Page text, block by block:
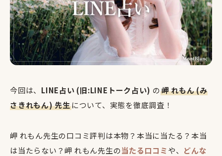
今回は、 LINE占い (旧:LINEトーク占い) の岬 れもん (み
さきれもん) 先生について、実態を徹底調査！
岬 れもん先生の口コミ評判は本物？本当に当たる？本当
は当たらない？岬 れもん先生の当たる口コミや、 どんな